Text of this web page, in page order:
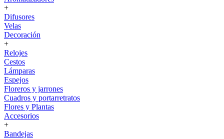
+
Difusores
Velas
Decoración
+
Relojes
Cestos
Lámparas
Espejos
Floreros y jarrones
Cuadros y portarretratos
Flores y Plantas
Accesorios
+
Bandejas